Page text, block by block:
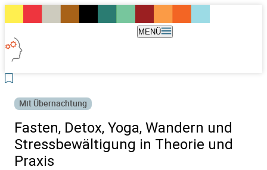
MENÜ
Mit Übernachtung
Fasten, Detox, Yoga, Wandern und
Stressbewältigung in Theorie und
Praxis